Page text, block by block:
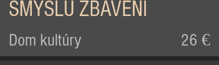
SMYSLŮ ZBAVENÍ
Dom kultúry 26 €